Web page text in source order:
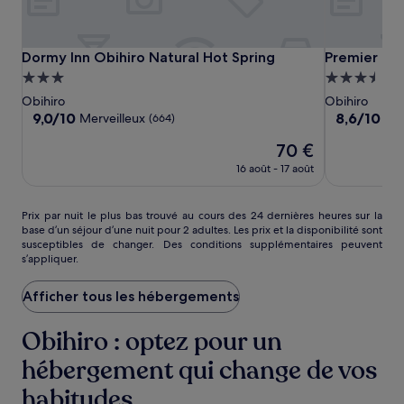
Dormy
Inn
Obihiro
Natural
Hot
Dormy
Inn
Obihiro
Natural
Hot
Dormy Inn Obihiro Natural Hot Spring
Dormy Inn Obihiro Natural Hot Spring
Hébergement
3.0 étoiles
Obihiro
9.0
9,0/10 Merveilleux (664)
Le
nouveau
de
70 €
70 €
16 août - 17 août
Premier
Hotel
Cabin
Obihiro
Premier
Premier
3.5 étoiles
Obihiro
8.6
8,6/10
Prix
par
nuit
le
plus
bas
trouvé
au
cours
des
24 dernières
heures
Prix par nuit le plus bas trouvé au cours des 24 dernières heures sur la
base d’un séjour d’une nuit pour 2 adultes. Les prix et la disponibilité sont
susceptibles de changer. Des conditions supplémentaires peuvent
s’appliquer.
Afficher tous les hébergements
Obihiro : optez pour un
hébergement qui change de vos